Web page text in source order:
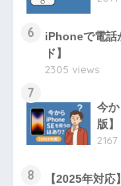
6
iPhoneで電話
ド】
2305 views
7
今
版】
8 【2025年対